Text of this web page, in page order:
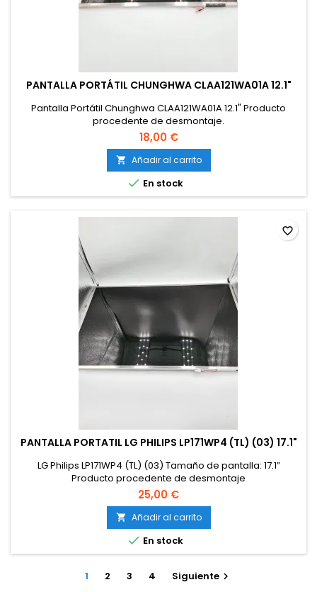
PANTALLA PORTÁTIL CHUNGHWA CLAA121WA01A 12.1"
Pantalla Portátil Chunghwa CLAA121WA01A 12.1" Producto
procedente de desmontaje.
18,00 €
 Añadir al carrito
 En stock
PANTALLA PORTATIL LG PHILIPS LP171WP4 (TL) (03) 17.1"
LG Philips LP171WP4 (TL) (03) Tamaño de pantalla: 17.1”
Producto procedente de desmontaje
25,00 €
 Añadir al carrito
 En stock
favorite_border
1 2 3 4 Siguiente 